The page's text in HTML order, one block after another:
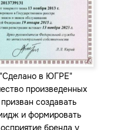
в ЮГРЕ"
произведенных
создавать
и формировать
бренда у